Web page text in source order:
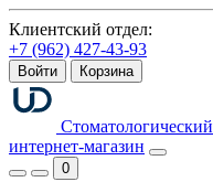
Клиентский отдел:
+7 (962) 427-43-93
Войти Корзина
Стоматологический
интернет-магазин
0